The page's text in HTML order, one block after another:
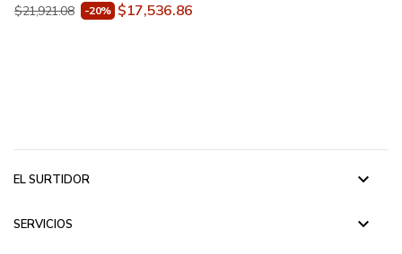
$21,921.08 -20% $17,536.86
EL SURTIDOR keyboard_arrow_down
SERVICIOS keyboard_arrow_down